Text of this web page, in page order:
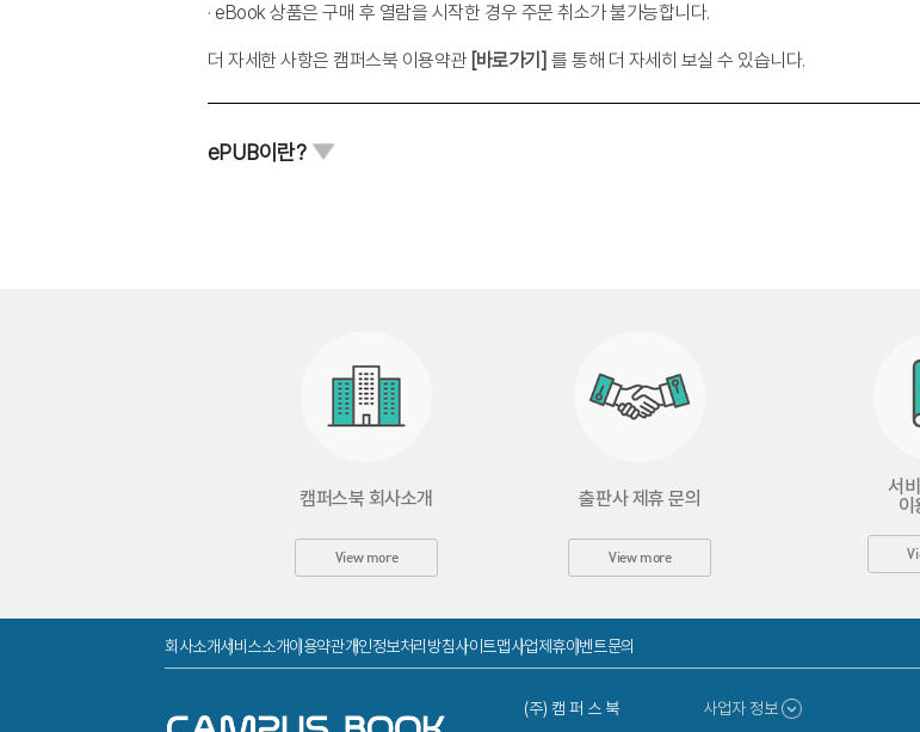
02 트레이너를 사용한 시뮬레이션
04 트레이너 시뮬레이션하기
학습 04 | 프로그램 수정 ? 보완하기
PART 02 PLC 제어 프로그램 테스트
학습 01 | 프로그램 설치하기
01 프로그램 설치
학습 02 | 기능 테스트하기
01 기능 테스트
02 PLC 입?출력 기기 종류
03 모니터링 및 프로그램 오류수정
· eBook 상품은 구매 후 열람을 시작한 경우 주문 취소가 불가능합니다.
더 자세한 사항은 캠퍼스북 이용약관 [바로가기]를 통해 더 자세히 보실 수 있습니다.
ePUB이란?
캠퍼스북 회사소개
View more
출판사 제휴 문의
View more
서
이
회사소개서비스소개이용약관개인정보처리방침사이트맵사업제휴이벤트문의
(주) 캠 퍼 스 북 사업자 정보